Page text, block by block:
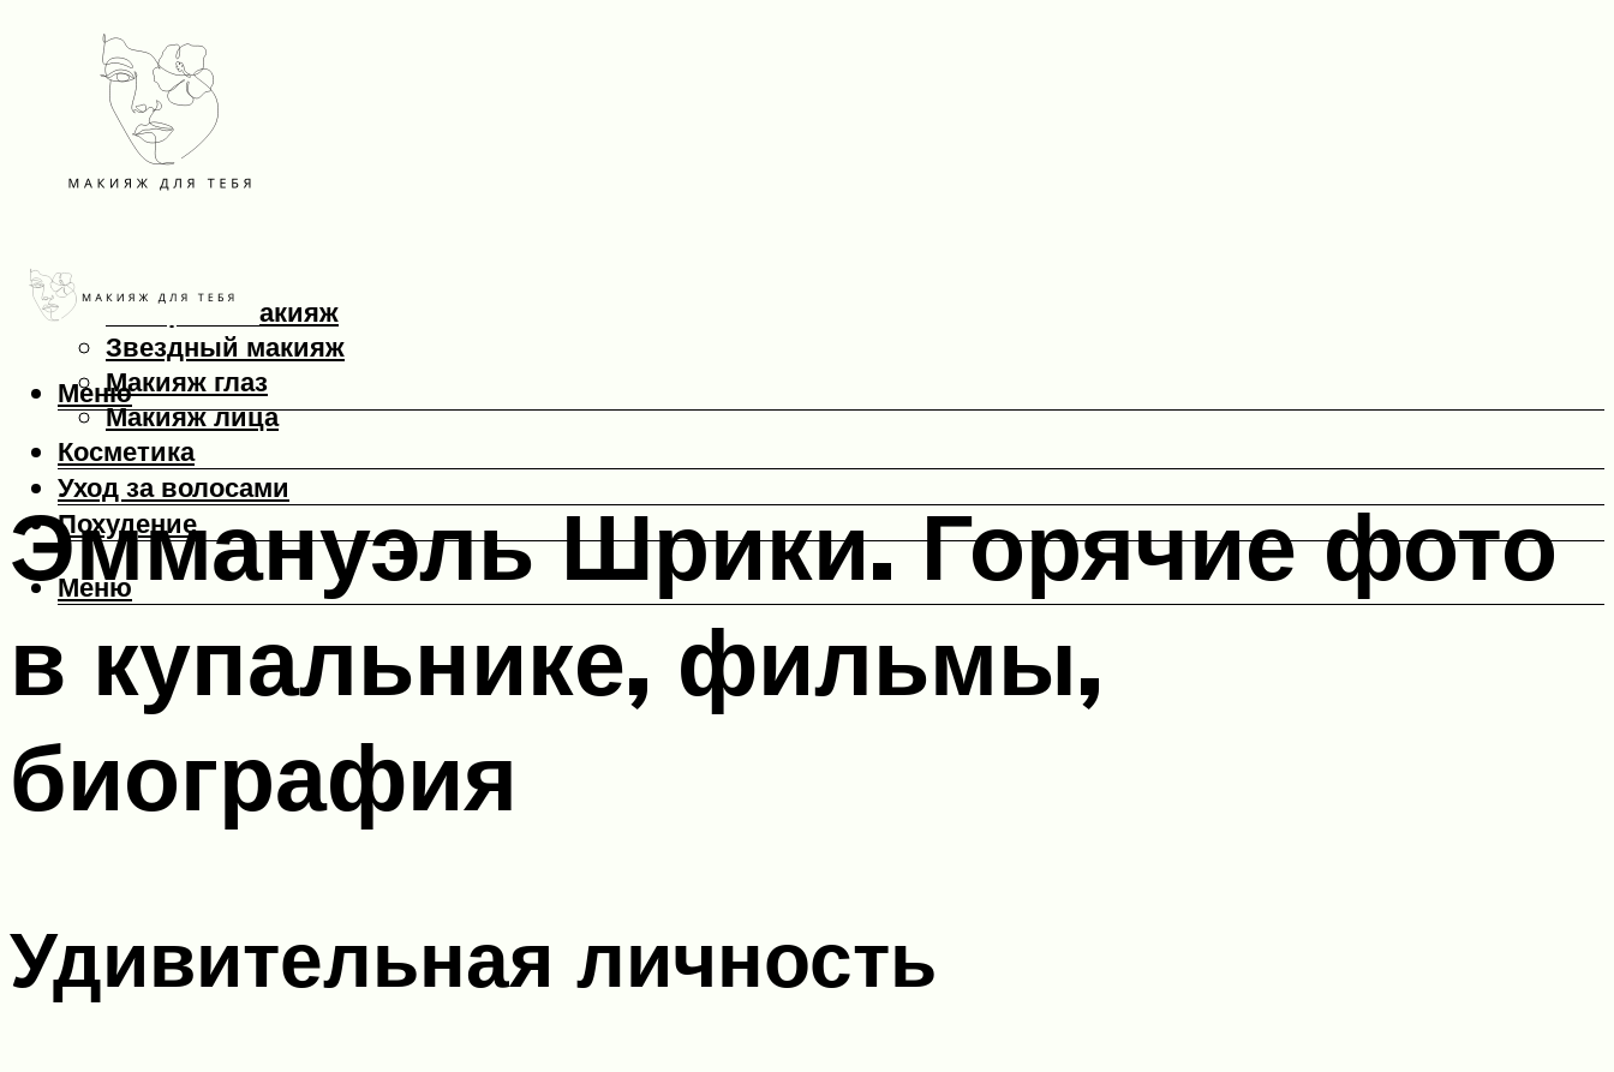
Макияж
Вечерний макияж
Звездный макияж
Макияж глаз
Макияж лица
Косметика
Уход за волосами
Похудение
Меню
Меню
Эммануэль Шрики. Горячие фото
в купальнике, фильмы,
биография
Удивительная личность